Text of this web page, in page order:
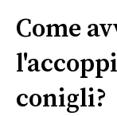
Come
conigli?